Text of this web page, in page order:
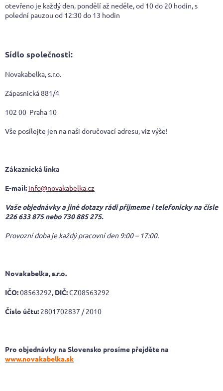
otevřeno je každý den, pondělí až neděle, od 10 do 20 hodin, s
polední pauzou od 12:30 do 13 hodin
Sídlo společnosti:
Novakabelka, s.r.o.
Zápasnická 881/4
102 00 Praha 10
Vše posílejte jen na naši doručovací adresu, viz výše!
Zákaznická linka
E-mail: info@novakabelka.cz
Vaše objednávky a jiné dotazy rádi přijmeme i telefonicky na čísle
226 633 875 nebo 730 885 275.
Provozní doba je každý pracovní den 9:00 – 17:00.
Novakabelka, s.r.o.
IČO:08563292, DIČ:CZ08563292
Číslo účtu: 2801702837 / 2010
Pro objednávky na Slovensko prosíme přejděte na
www.novakabelka.sk